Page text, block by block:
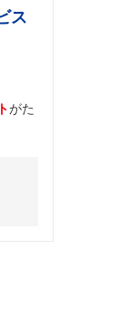
ス
がた